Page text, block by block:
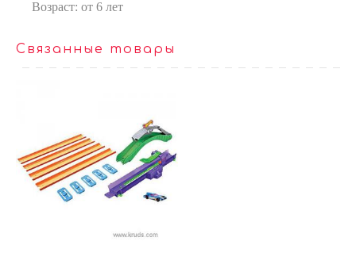
Возраст: от 6 лет
Связанные товары